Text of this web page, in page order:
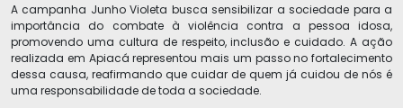
A campanha Junho Violeta busca sensibilizar a sociedade para a
importância do combate à violência contra a pessoa idosa,
promovendo uma cultura de respeito, inclusão e cuidado. A ação
realizada em Apiacá representou mais um passo no fortalecimento
dessa causa, reafirmando que cuidar de quem já cuidou de nós é
uma responsabilidade de toda a sociedade.